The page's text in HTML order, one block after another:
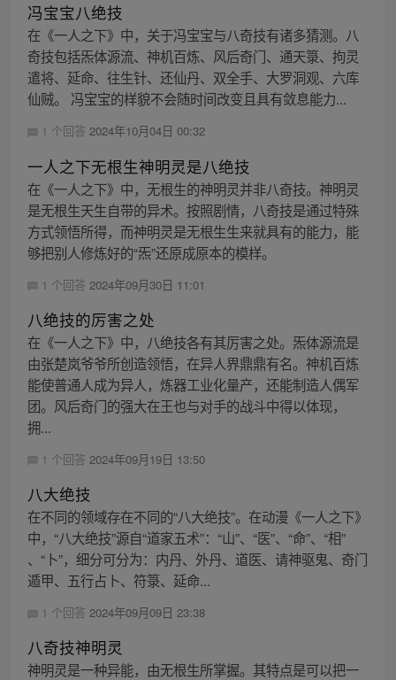
冯宝宝八绝技
在《一人之下》中，关于冯宝宝与八奇技有诸多猜测。八
奇技包括炁体源流、神机百炼、风后奇门、通天箓、拘灵
遣将、延命、往生针、还仙丹、双全手、大罗洞观、六库
仙贼。 冯宝宝的样貌不会随时间改变且具有敛息能力...
1 个回答 2024年10月04日 00:32
一人之下无根生神明灵是八绝技
在《一人之下》中，无根生的神明灵并非八奇技。神明灵
是无根生天生自带的异术。按照剧情，八奇技是通过特殊
方式领悟所得，而神明灵是无根生生来就具有的能力，能
够把别人修炼好的“炁”还原成原本的模样。
1 个回答 2024年09月30日 11:01
八绝技的厉害之处
在《一人之下》中，八绝技各有其厉害之处。炁体源流是
由张楚岚爷爷所创造领悟，在异人界鼎鼎有名。神机百炼
能使普通人成为异人，炼器工业化量产，还能制造人偶军
团。风后奇门的强大在王也与对手的战斗中得以体现，
拥...
1 个回答 2024年09月19日 13:50
八大绝技
在不同的领域存在不同的“八大绝技”。在动漫《一人之下》
中，“八大绝技”源自“道家五术”：“山”、“医”、“命”、“相”
、“卜”，细分可分为：内丹、外丹、道医、请神驱鬼、奇门
遁甲、五行占卜、符箓、延命...
1 个回答 2024年09月09日 23:38
八奇技神明灵
神明灵是一种异能，由无根生所掌握。其特点是可以把一